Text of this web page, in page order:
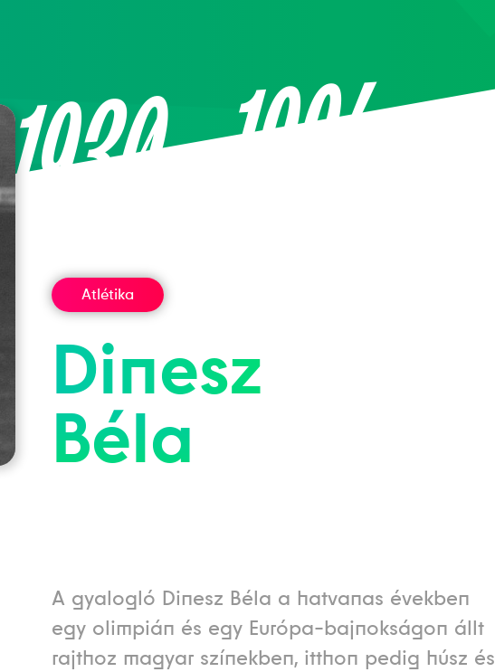
1930—1994
Atlétika
Dinesz
Béla
A gyalogló Dinesz Béla a hatvanas években
egy olimpián és egy Európa-bajnokságon állt
rajthoz magyar színekben, itthon pedig húsz és